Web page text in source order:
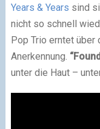
Years & Years sind
nicht so schnell
Pop Trio erntet über
Anerkennung.
unter die Haut –